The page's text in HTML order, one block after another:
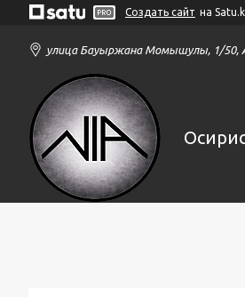
Создать сайт на
улица Бауыржана Момышулы, 1/50,